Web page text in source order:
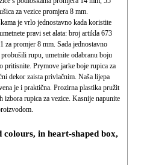
za vezice promjera 8 mm.
je vrlo jednostavno kada koristite
pravi set alata: broj artikla 673
za promjer 8 mm. Sada jednostavno
rupu, umetnite odabranu boju
pritisnite. Prymove jarke boje rupica za
dekor zaista privlačnim. Naša lijepa
je i praktična. Prozirna plastika pružit
izbora rupica za vezice. Kasnije napunite
in heart-shaped box,